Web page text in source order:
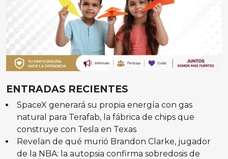
ENTRADAS RECIENTES
SpaceX generará su propia energía con gas
natural para Terafab, la fábrica de chips que
construye con Tesla en Texas
Revelan de qué murió Brandon Clarke, jugador
de la NBA: la autopsia confirma sobredosis de